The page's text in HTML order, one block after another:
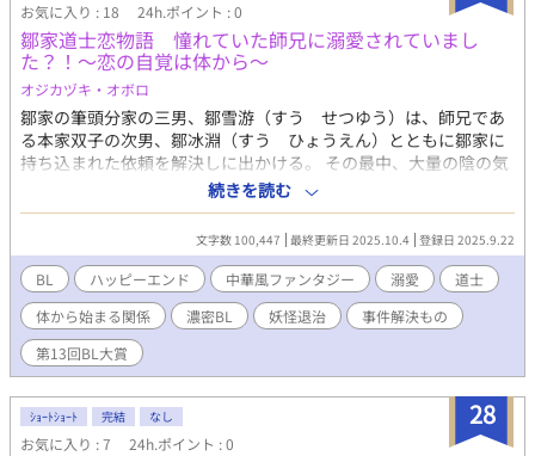
お気に入り : 18 24h.ポイント : 0
鄒家道士恋物語 憧れていた師兄に溺愛されていまし
た？！～恋の自覚は体から～
オジカヅキ・オボロ
鄒家の筆頭分家の三男、鄒雪游（すう せつゆう）は、師兄であ
る本家双子の次男、鄒冰淵（すう ひょうえん）とともに鄒家に
持ち込まれた依頼を解決しに出かける。 その最中、大量の陰の気
に襲われた雪游。命の危険がある状態を早く回復させる方法をい
くつか挙げられ、結局早く回復できる方法として冰淵に抱かれる
ことを選んだ。その後、急激に、めちゃくちゃ、冰淵を師兄とし
てだけではなく意識してしまう。 事件を解決する中で劉紫焔（り
ゅう しえん）や白寒澤（はく かんたく）といった道士や仙獣
と出会い、冰淵への想いに迷い、恋だと自覚し狼狽え、解決した
はずの事件が真に解決したわけではなかったなど、様々な出会い
と事件が交錯する。 ハッピーエンドで完結済みの話をアップして
いきます。
続きを読む
文字数 100,447 最終更新日 2025.10.4 登録日 2025.9.22
BL ハッピーエンド 中華風ファンタジー 溺愛
道士
体から始まる関係
濃密BL 妖怪退治
事件解決もの
第13回BL大賞
28
ｼｮｰﾄｼｮｰﾄ 完結 なし
お気に入り : 7 24h.ポイント : 0